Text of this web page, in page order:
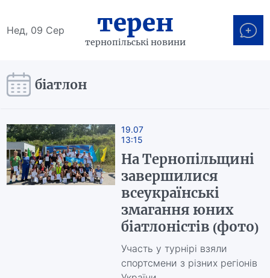
Нед, 09 Сер терен
тернопільські новини
біатлон
19.07
13:15
На Тернопільщині
завершилися
всеукраїнські
змагання юних
біатлоністів (фото)
Участь у турнірі взяли
спортсмени з різних регіонів